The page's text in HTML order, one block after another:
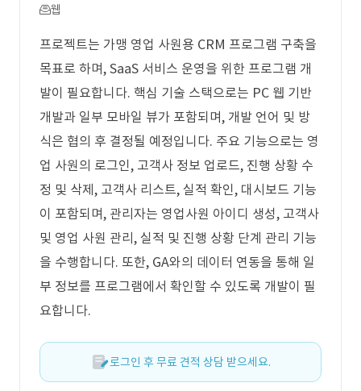
웹
프로젝트는 가맹 영업 사원용 CRM 프로그램 구축을
목표로 하며, SaaS 서비스 운영을 위한 프로그램 개
발이 필요합니다. 핵심 기술 스택으로는 PC 웹 기반
개발과 일부 모바일 뷰가 포함되며, 개발 언어 및 방
식은 협의 후 결정될 예정입니다. 주요 기능으로는 영
업 사원의 로그인, 고객사 정보 업로드, 진행 상황 수
정 및 삭제, 고객사 리스트, 실적 확인, 대시보드 기능
이 포함되며, 관리자는 영업사원 아이디 생성, 고객사
및 영업 사원 관리, 실적 및 진행 상황 단계 관리 기능
을 수행합니다. 또한, GA와의 데이터 연동을 통해 일
부 정보를 프로그램에서 확인할 수 있도록 개발이 필
요합니다.
로그인 후 무료 견적 상담 받으세요.